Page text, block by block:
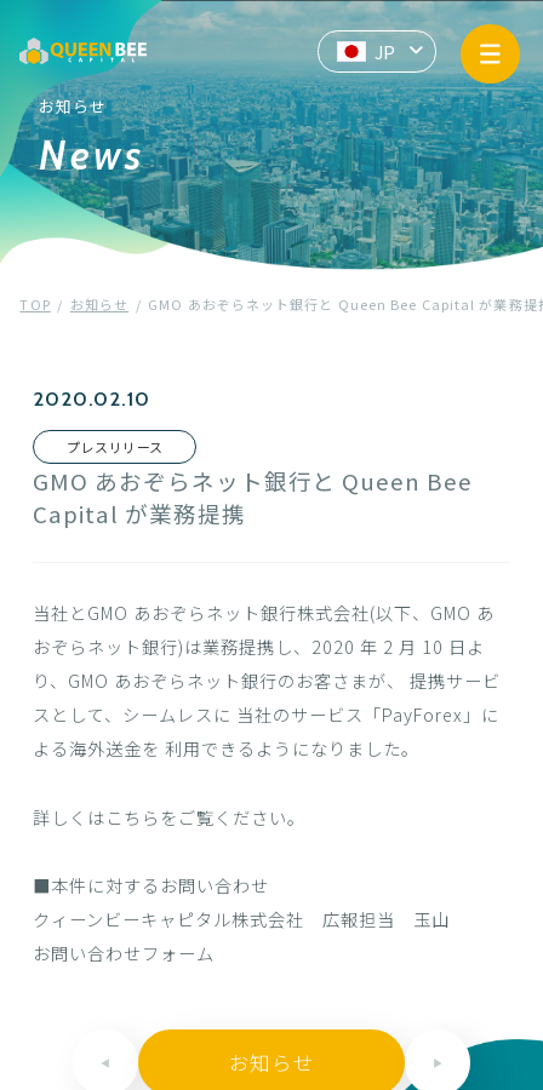
サービス情報
API提供
企業情報
お知らせ
プライバシーポリシー
Contact us
JP
EN
ZH
お知らせ
News
TOP お知らせ GMO あおぞらネット銀行と Queen Bee Capital が業務提
2020.02.10
プレスリリース
GMO あおぞらネット銀行と Queen Bee
Capital が業務提携
当社とGMO あおぞらネット銀行株式会社(以下、GMO あ
おぞらネット銀行)は業務提携し、2020 年 2 月 10 日よ
り、GMO あおぞらネット銀行のお客さまが、 提携サービ
スとして、シームレスに 当社のサービス「PayForex」に
よる海外送金を 利用できるようになりました。
詳しくはこちら をご覧ください。
■本件に対するお問い合わせ
クィーンビーキャピタル株式会社 広報担当 玉山
お問い合わせフォーム
お知らせ